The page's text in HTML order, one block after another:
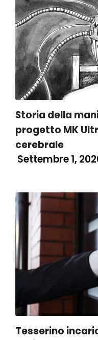
Storia della
progetto MK
cerebrale
Settembre 1,
Tesserino